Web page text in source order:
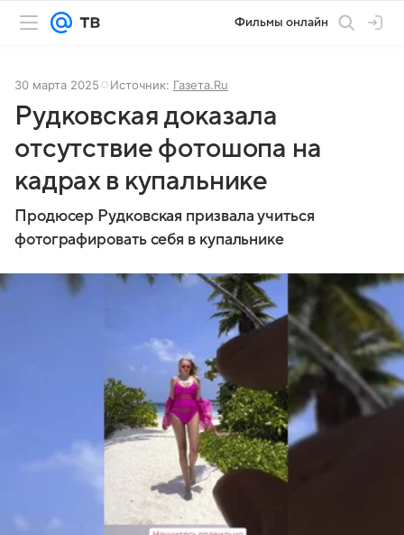
Фильмы онлайн
30 марта 2025 Источник: Газета.Ru
Рудковская доказала
отсутствие фотошопа на
кадрах в купальнике
Продюсер Рудковская призвала учиться
фотографировать себя в купальнике